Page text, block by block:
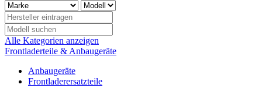
Alle Kategorien anzeigen
Frontladerteile & Anbaugeräte
Anbaugeräte
Frontladerersatzteile